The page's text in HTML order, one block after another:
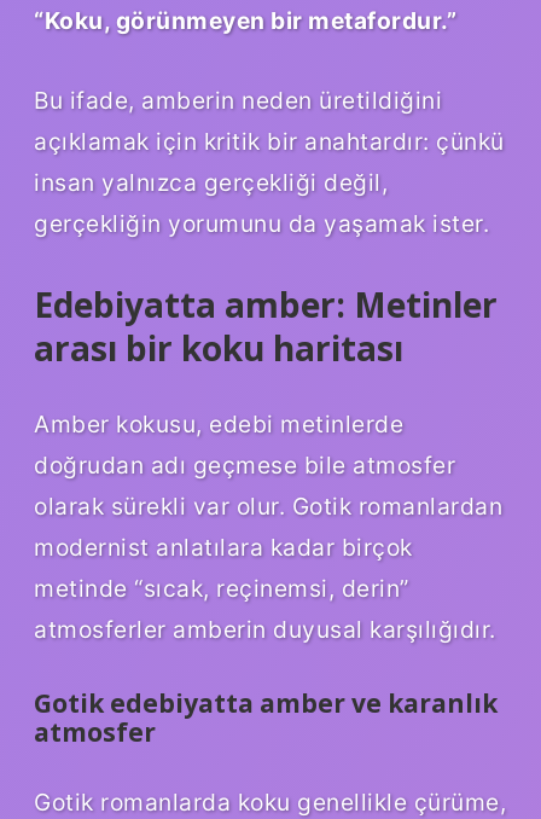
“Koku, görünmeyen bir metafordur.”
Bu ifade, amberin neden üretildiğini
açıklamak için kritik bir anahtardır: çünkü
insan yalnızca gerçekliği değil,
gerçekliğin yorumunu da yaşamak ister.
Edebiyatta amber: Metinler
arası bir koku haritası
Amber kokusu, edebi metinlerde
doğrudan adı geçmese bile atmosfer
olarak sürekli var olur. Gotik romanlardan
modernist anlatılara kadar birçok
metinde “sıcak, reçinemsi, derin”
atmosferler amberin duyusal karşılığıdır.
Gotik edebiyatta amber ve karanlık
atmosfer
Gotik romanlarda koku genellikle çürüme,